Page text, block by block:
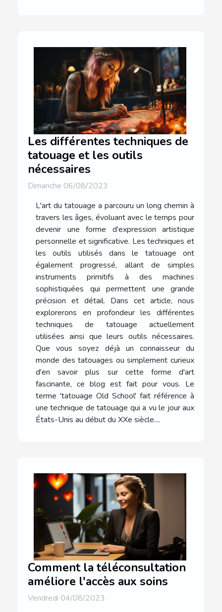
Les différentes techniques de
tatouage et les outils
nécessaires
Dimanche 06/08/2023
L'art du tatouage a parcouru un long chemin à
travers les âges, évoluant avec le temps pour
devenir une forme d'expression artistique
personnelle et significative. Les techniques et
les outils utilisés dans le tatouage ont
également progressé, allant de simples
instruments primitifs à des machines
sophistiquées qui permettent une grande
précision et détail. Dans cet article, nous
explorerons en profondeur les différentes
techniques de tatouage actuellement
utilisées ainsi que leurs outils nécessaires.
Que vous soyez déjà un connaisseur du
monde des tatouages ou simplement curieux
d'en savoir plus sur cette forme d'art
fascinante, ce blog est fait pour vous. Le
terme 'tatouage Old School' fait référence à
une technique de tatouage qui a vu le jour aux
États-Unis au début du XXe siècle....
Comment la téléconsultation
améliore l'accès aux soins
Vendredi 04/08/2023